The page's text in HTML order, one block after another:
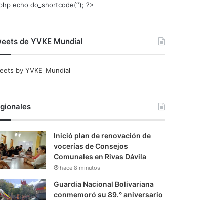
echo do_shortcode(‘‘); ?>
de YVKE Mundial
by YVKE_Mundial
Inició plan de renovación de
vocerías de Consejos
Comunales en Rivas Dávila
hace 8 minutos
Guardia Nacional Bolivariana
conmemoró su 89.° aniversario